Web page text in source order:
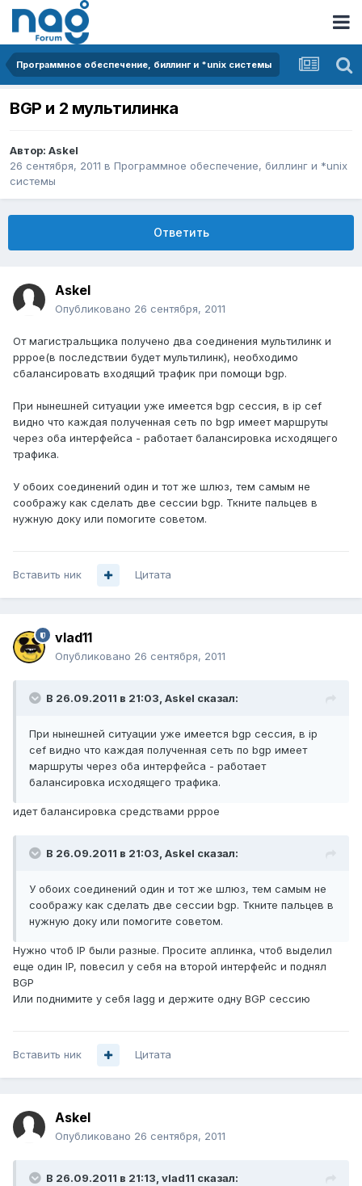
Программное обеспечение, биллинг и *unix системы
BGP и 2 мультилинка
Автор: Askel
26 сентября, 2011 в Программное обеспечение, биллинг и *unix
системы
Ответить
Askel
Опубликовано 26 сентября, 2011
От магистральщика получено два соединения мультилинк и
pppoe(в последствии будет мультилинк), необходимо
сбалансировать входящий трафик при помощи bgp.
При нынешней ситуации уже имеется bgp сессия, в ip cef
видно что каждая полученная сеть по bgp имеет маршруты
через оба интерфейса - работает балансировка исходящего
трафика.
У обоих соединений один и тот же шлюз, тем самым не
соображу как сделать две сессии bgp. Ткните пальцев в
нужную доку или помогите советом.
Вставить ник Цитата
vlad11
Опубликовано 26 сентября, 2011
В 26.09.2011 в 21:03, Askel сказал:
При нынешней ситуации уже имеется bgp сессия, в ip
cef видно что каждая полученная сеть по bgp имеет
маршруты через оба интерфейса - работает
балансировка исходящего трафика.
идет балансировка средствами pppoe
В 26.09.2011 в 21:03, Askel сказал:
У обоих соединений один и тот же шлюз, тем самым не
соображу как сделать две сессии bgp. Ткните пальцев в
нужную доку или помогите советом.
Нужно чтоб IP были разные. Просите аплинка, чтоб выделил
еще один IP, повесил у себя на второй интерфейс и поднял
BGP
Или поднимите у себя lagg и держите одну BGP сессию
Вставить ник Цитата
Askel
Опубликовано 26 сентября, 2011
В 26.09.2011 в 21:13, vlad11 сказал: